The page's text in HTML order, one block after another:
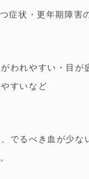
症状・更年期障害
われやすい・目が
すいなど
でるべき血が少な